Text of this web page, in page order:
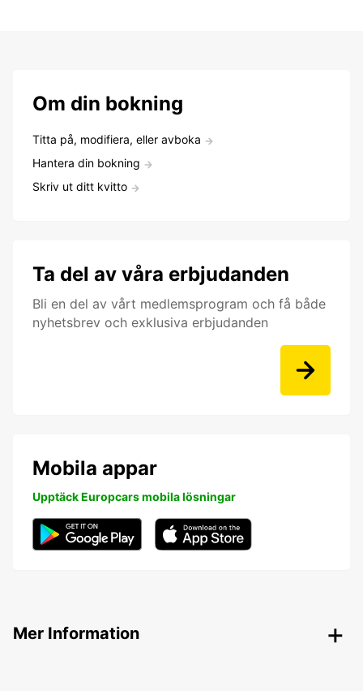
Om din bokning
Titta på, modifiera, eller avboka
Hantera din bokning
Skriv ut ditt kvitto
Ta del av våra erbjudanden
Bli en del av vårt medlemsprogram och få både
nyhetsbrev och exklusiva erbjudanden
Mobila appar
Upptäck Europcars mobila lösningar
Mer Information